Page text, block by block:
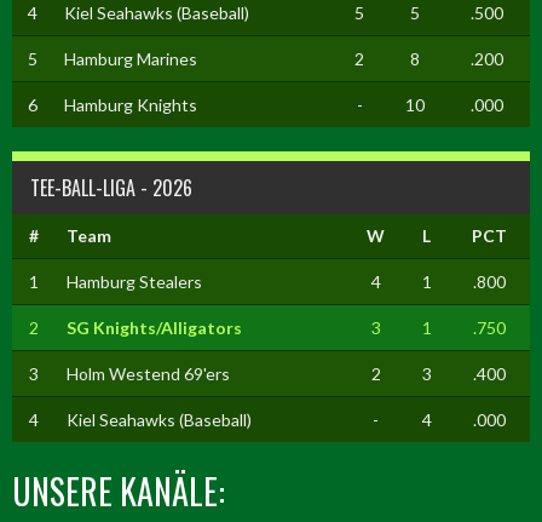
4 Kiel Seahawks (Baseball) 5 5 .500
5 Hamburg Marines 2 8 .200
6 Hamburg Knights - 10 .000
TEE-BALL-LIGA - 2026
# Team W L PCT
1 Hamburg Stealers 4 1 .800
2 SG Knights/Alligators 3 1 .750
3 Holm Westend 69'ers 2 3 .400
4 Kiel Seahawks (Baseball) - 4 .000
UNSERE KANÄLE: